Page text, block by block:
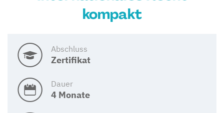
kompakt
Abschluss
Zertifikat
Dauer
4 Monate